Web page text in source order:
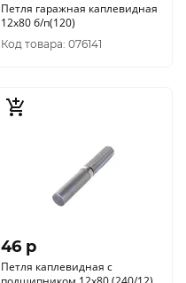
Петля гаражная каплевидная
12х80 б/п(120)
Код товара: 076141
46 p
Петля каплевидная с